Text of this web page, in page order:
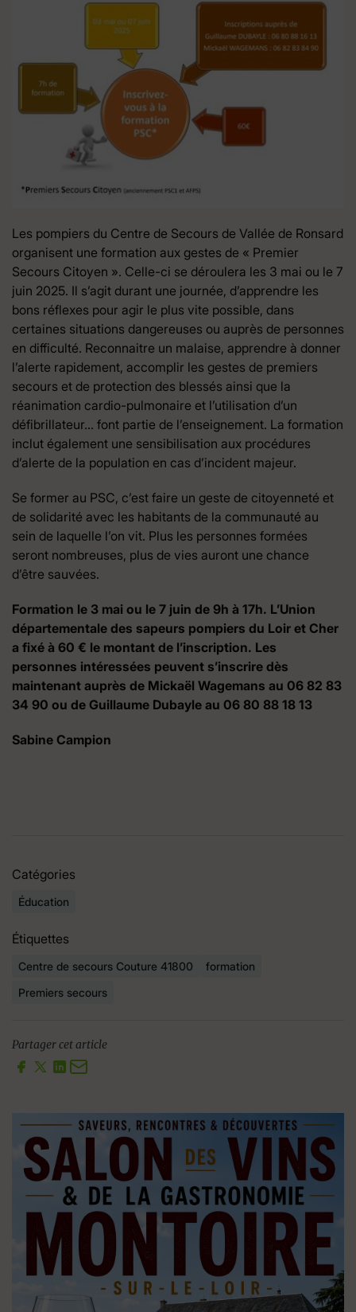
Les pompiers du Centre de Secours de Vallée de Ronsard
organisent une formation aux gestes de « Premier
Secours Citoyen ». Celle-ci se déroulera les 3 mai ou le 7
juin 2025. Il s’agit durant une journée, d’apprendre les
bons réflexes pour agir le plus vite possible, dans
certaines situations dangereuses ou auprès de personnes
en difficulté. Reconnaitre un malaise, apprendre à donner
l’alerte rapidement, accomplir les gestes de premiers
secours et de protection des blessés ainsi que la
réanimation cardio-pulmonaire et l’utilisation d’un
défibrillateur… font partie de l’enseignement. La formation
inclut également une sensibilisation aux procédures
d’alerte de la population en cas d’incident majeur.
Se former au PSC, c’est faire un geste de citoyenneté et
de solidarité avec les habitants de la communauté au
sein de laquelle l’on vit. Plus les personnes formées
seront nombreuses, plus de vies auront une chance
d’être sauvées.
Formation le 3 mai ou le 7 juin de 9h à 17h. L’Union
départementale des sapeurs pompiers du Loir et Cher
a fixé à 60 € le montant de l’inscription. Les
personnes intéressées peuvent s’inscrire dès
maintenant auprès de Mickaël Wagemans au 06 82 83
34 90 ou de Guillaume Dubayle au 06 80 88 18 13
Sabine Campion
Catégories
Éducation
Étiquettes
Centre de secours Couture 41800
formation
Premiers secours
Partager cet article